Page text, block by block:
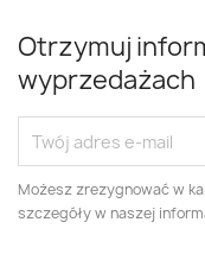
Otrzymuj
wyprzedażach
Możesz zrezygnować w
szczegóły w naszej